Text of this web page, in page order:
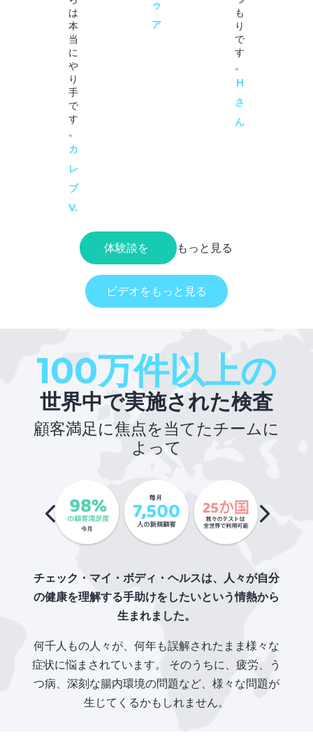
は
本
当
に
や
り
手
で
す
。
カ
レ
ブ
V.
ゥ
ア
も
り
で
す
。
H
さ
ん
体験談を もっと見る
ビデオをもっと見る
100万件以上の
世界中で実施された検査
顧客満足に焦点を当てたチームに
よって
チェック・マイ・ボディ・ヘルスは、人々が自分
の健康を理解する手助けをしたいという情熱から
生まれました。
何千人もの人々が、何年も誤解されたまま様々な
症状に悩まされています。 そのうちに、疲労、う
つ病、深刻な腸内環境の問題など、様々な問題が
生じてくるかもしれません。